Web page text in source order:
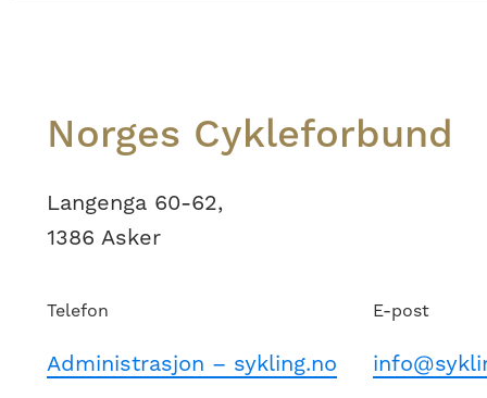
Norges Cykleforbund
Langenga 60-62,
1386 Asker
Telefon
Administrasjon – sykling.no
E-post